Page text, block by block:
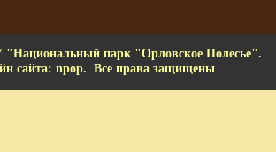
"Национальный парк "Орловское Полесье".
сайта: npop. Все права защищены